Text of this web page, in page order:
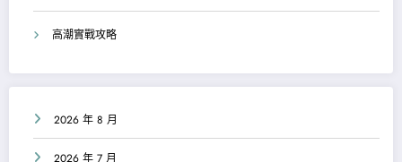
高潮實戰攻略
2026 年 8 月
2026 年 7 月